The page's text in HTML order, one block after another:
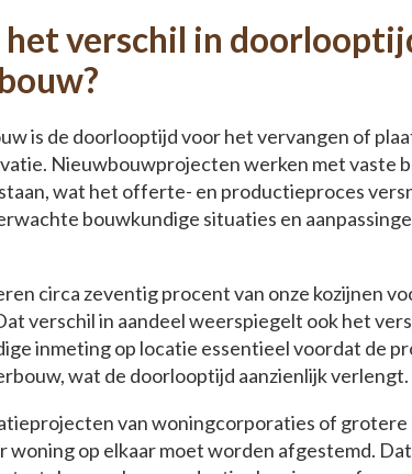
verschil in
is de doorlooptijd voor het vervangen of
Nieuwbouwprojecten werken met vaste
wat het offerte- en productieproces
bouwkundige situaties en
circa zeventig procent van onze kozijnen
verschil in aandeel weerspiegelt ook het
inmeting op locatie essentieel voordat de
wat de doorlooptijd aanzienlijk verlengt.
van woningcorporaties of
woning op elkaar moet worden afgestemd.